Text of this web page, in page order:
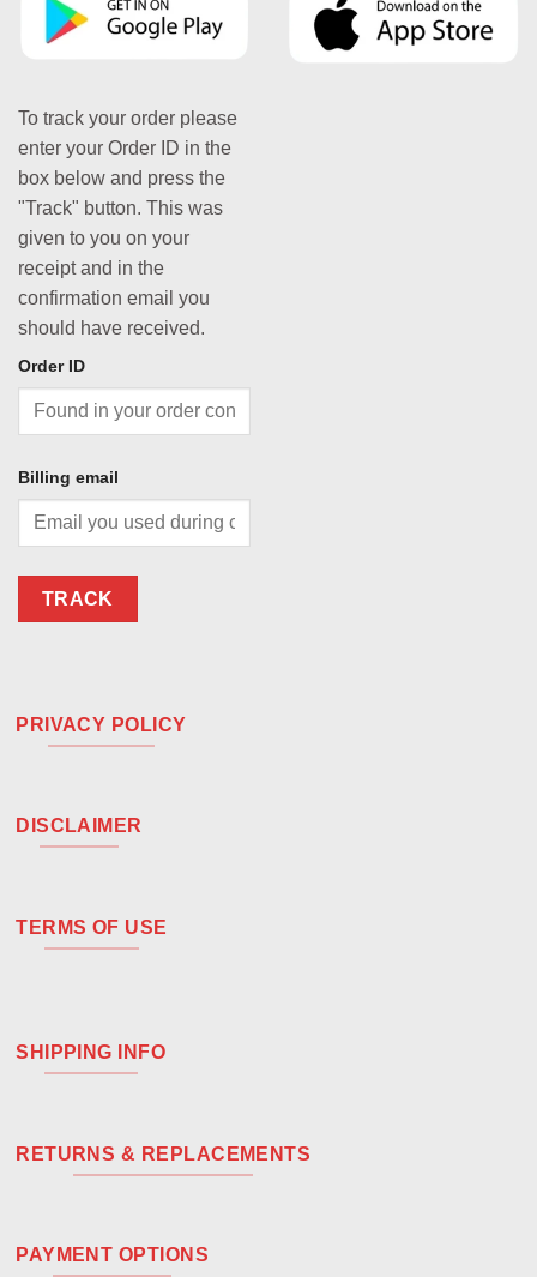
To track your order please
enter your Order ID in the
box below and press the
"Track" button. This was
given to you on your
receipt and in the
confirmation email you
should have received.
Order ID
Billing email
TRACK
PRIVACY POLICY
DISCLAIMER
TERMS OF USE
SHIPPING INFO
RETURNS & REPLACEMENTS
PAYMENT OPTIONS